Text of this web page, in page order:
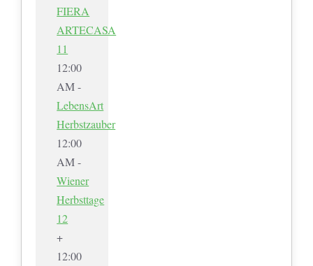
FIERA
ARTECASA
11
12:00
AM -
LebensArt
Herbstzauber
12:00
AM -
Wiener
Herbsttage
12
+
12:00